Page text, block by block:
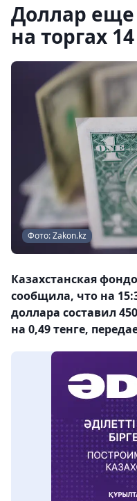
Доллар еще
на торгах
Фото: Zakon.kz
Казахстанская
сообщила, что на
доллара составил
на 0,49 тенге,